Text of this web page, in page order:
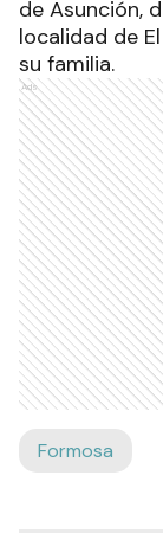
de Asunción,
localidad de
su familia.
Ads
Formosa